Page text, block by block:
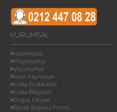
KURUMSAL
Hakkımızda
Misyonumuz
Vizyonumuz
İnsan Kaynakları
Kalite Politikamız
Kalite Belgeleri
Doğuş Kariyer
Bayilik Başvuru Formu